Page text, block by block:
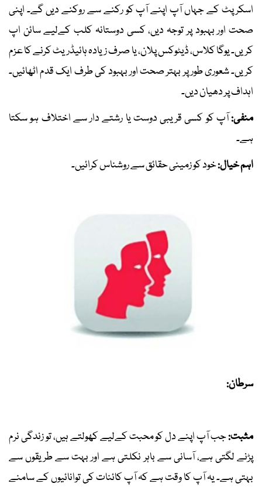
اسکرپٹ کے جہاں آپ اپنے آپ کو رکنے سے روکنے دیں گے۔ اپنی
صحت اور بہبود پر توجہ دیں، کسی دوستانہ کلب کےلیے سائن اپ
کریں۔ یوگا کلاس، ڈیٹوکس پلان، یا صرف زیادہ ہائیڈریٹ کرنے کا عزم
کریں۔ شعوری طور پر بہتر صحت اور بہبود کی طرف ایک قدم اٹھائیں۔
اہداف پر دھیان دیں۔
منفی:آپ کو کسی قریبی دوست یا رشتے دار سے اختلاف ہو سکتا
ہے۔
اہم خیال:خود کو زمینی حقائق سے روشناس کرائیں۔
سرطان:
مثبت:جب آپ اپنے دل کو محبت کےلیے کھولتے ہیں، تو زندگی نرم
پڑنے لگتی ہے، آسانی سے باہر نکلتی ہے اور بہت سے طریقوں سے
بہتی ہے۔ یہ آپ کا وقت ہے کہ آپ کائنات کی توانائیوں کے سامنے